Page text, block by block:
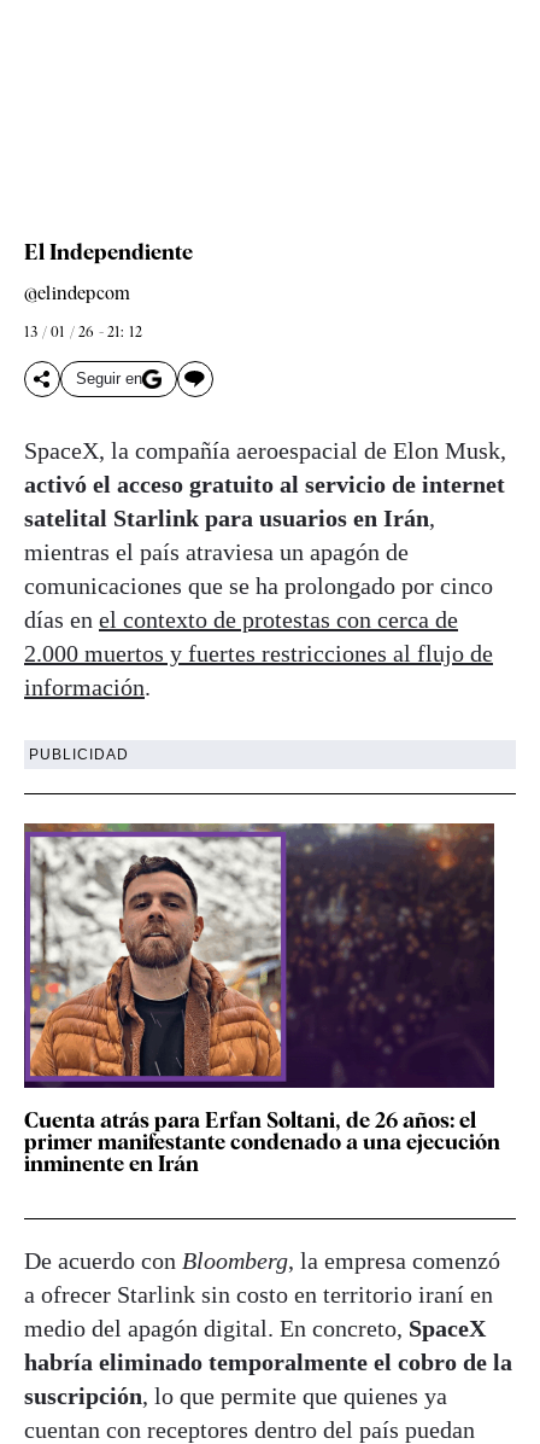
El Independiente
@elindepcom
13 / 01 / 26 - 21: 12
Seguir en
SpaceX, la compañía aeroespacial de Elon Musk,
activó el acceso gratuito al servicio de internet
satelital Starlink para usuarios en Irán,
mientras el país atraviesa un apagón de
comunicaciones que se ha prolongado por cinco
días en el contexto de protestas con cerca de
2.000 muertos y fuertes restricciones al flujo de
información.
PUBLICIDAD
Cuenta atrás para Erfan Soltani, de 26 años: el
primer manifestante condenado a una ejecución
inminente en Irán
De acuerdo con Bloomberg, la empresa comenzó
a ofrecer Starlink sin costo en territorio iraní en
medio del apagón digital. En concreto, SpaceX
habría eliminado temporalmente el cobro de la
suscripción, lo que permite que quienes ya
cuentan con receptores dentro del país puedan